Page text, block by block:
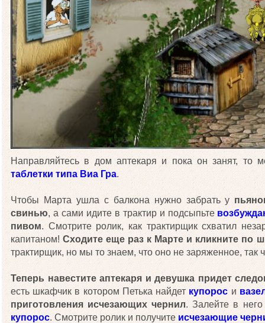
Направляйтесь в дом аптекаря и пока он занят, то
таблетки типа Виа Гра.
Чтобы Марта ушла с балкона нужно забрать у
свинью, а сами идите в трактир и подсыпьте
пивом. Смотрите ролик, как трактирщик схватил
капитаном!Сходите еще раз к Марте и кликните по
трактирщик, но мы то знаем, что оно не заряженное, так
Теперь навестите аптекаря и девушка придет
есть шкафчик в котором Петька найдет купорос и
приготовления исчезающих чернил. Залейте в
купорос. Смотрите ролик и получите исчезающие